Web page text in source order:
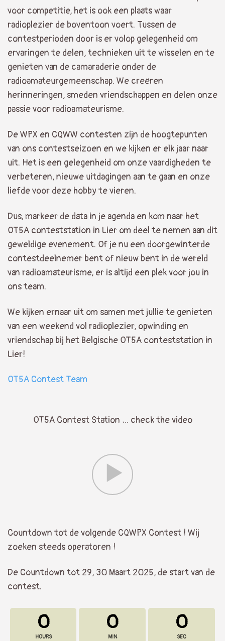
voor competitie, het is ook een plaats waar
radioplezier de boventoon voert. Tussen de
contestperioden door is er volop gelegenheid om
ervaringen te delen, technieken uit te wisselen en te
genieten van de camaraderie onder de
radioamateurgemeenschap. We creëren
herinneringen, smeden vriendschappen en delen onze
passie voor radioamateurisme.
De WPX en CQWW contesten zijn de hoogtepunten
van ons contestseizoen en we kijken er elk jaar naar
uit. Het is een gelegenheid om onze vaardigheden te
verbeteren, nieuwe uitdagingen aan te gaan en onze
liefde voor deze hobby te vieren.
Dus, markeer de data in je agenda en kom naar het
OT5A conteststation in Lier om deel te nemen aan dit
geweldige evenement. Of je nu een doorgewinterde
contestdeelnemer bent of nieuw bent in de wereld
van radioamateurisme, er is altijd een plek voor jou in
ons team.
We kijken ernaar uit om samen met jullie te genieten
van een weekend vol radioplezier, opwinding en
vriendschap bij het Belgische OT5A conteststation in
Lier!
OT5A Contest Team
OT5A Contest Station … check the video
Countdown tot de volgende CQWPX Contest ! Wij
zoeken steeds operatoren !
De Countdown tot 29, 30 Maart 2025, de start van de
contest.
0
HOURS
0
MIN
0
SEC